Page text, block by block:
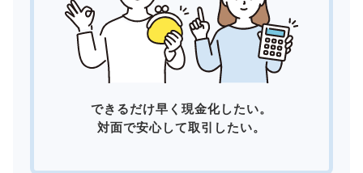
できるだけ早く現金化したい。
対面で安心して取引したい。